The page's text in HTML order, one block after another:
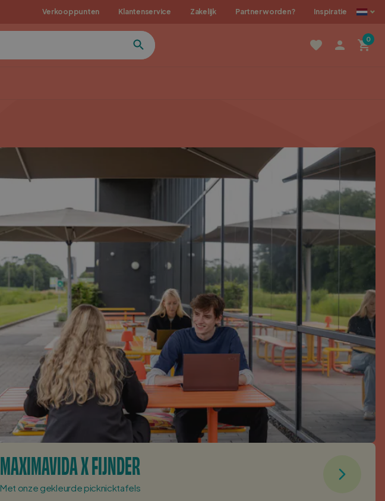
Verkooppunten Klantenservice Zakelijk Partner worden? Inspiratie
0
MAXIMAVIDA X FIJNDER
Met onze gekleurde picknicktafels